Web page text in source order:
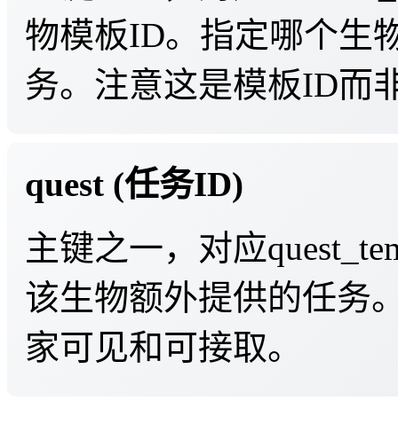
物模板ID。指定哪个生
务。注意这是模板ID而
quest (任务ID)
主键之一，对应
该生物额外提供的任务
家可见和可接取。